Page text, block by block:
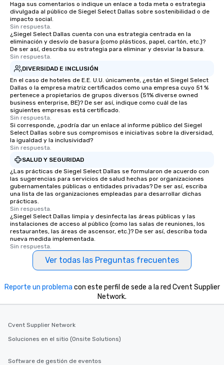
Haga sus comentarios o indique un enlace a toda meta o estrategia
divulgada al público de Siegel Select Dallas sobre sostenibilidad o de
impacto social.
Sin respuesta.
¿Siegel Select Dallas cuenta con una estrategia centrada en la
eliminación y desvío de basura (como plásticos, papel, cartón, etc.)?
De ser así, describa su estrategia para eliminar y desviar la basura.
Sin respuesta.
DIVERSIDAD E INCLUSIÓN
En el caso de hoteles de E.E. U.U. únicamente, ¿están el Siegel Select
Dallas o la empresa matriz certificados como una empresa cuyo 51 %
pertenece a propietarios de grupos diversos (51% diverse owned
business enterprise, BE)? De ser así, indique como cuál de las
siguientes empresas está certificado.
Sin respuesta.
Si corresponde, ¿podría dar un enlace al informe público del Siegel
Select Dallas sobre sus compromisos e iniciativas sobre la diversidad,
la igualdad y la inclusividad?
Sin respuesta.
SALUD Y SEGURIDAD
¿Las prácticas de Siegel Select Dallas se formularon de acuerdo con
las sugerencias para servicios de salud hechas por organizaciones
gubernamentales públicas o entidades privadas? De ser así, escriba
una lista de las organizaciones empleadas para desarrollar dichas
prácticas.
Sin respuesta.
¿Siegel Select Dallas limpia y desinfecta las áreas públicas y las
instalaciones de acceso al público (como las salas de reuniones, los
restaurantes, las áreas de ascensor, etc.)? De ser así, describa toda
nueva medida implementada.
Sin respuesta.
Ver todas las Preguntas frecuentes
Reporte un problema con este perfil de sede a la red Cvent Supplier
Network.
Cvent Supplier Network
Soluciones en el sitio (Onsite Solutions)
Software de gestión de eventos